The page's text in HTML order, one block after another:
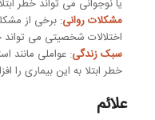
یا نوجوانی می تواند خطر
مشکلات روانی: برخی از
اختلالات شخصیتی می تواند
سبک زندگی: عواملی مانند
خطر ابتلا به این بیماری را
علائم